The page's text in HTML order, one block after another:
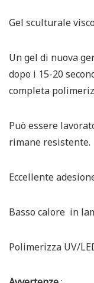
Gel sculturale
Un gel di nuova
dopo i 15-20
completa
Può essere
rimane resistente.
Eccellente
Basso calore in
Polimerizza UV/